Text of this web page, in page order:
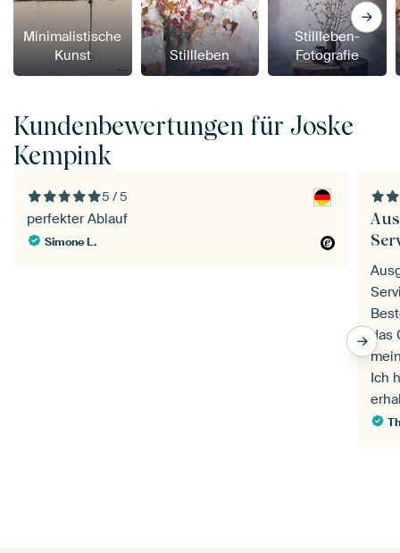
Minimalistische
Kunst
Stillleben
Stillleben-
Fotografie
Kundenbewertungen für Joske
Kempink
5 / 5
perfekter Ablauf
Simone L.
das
Ich